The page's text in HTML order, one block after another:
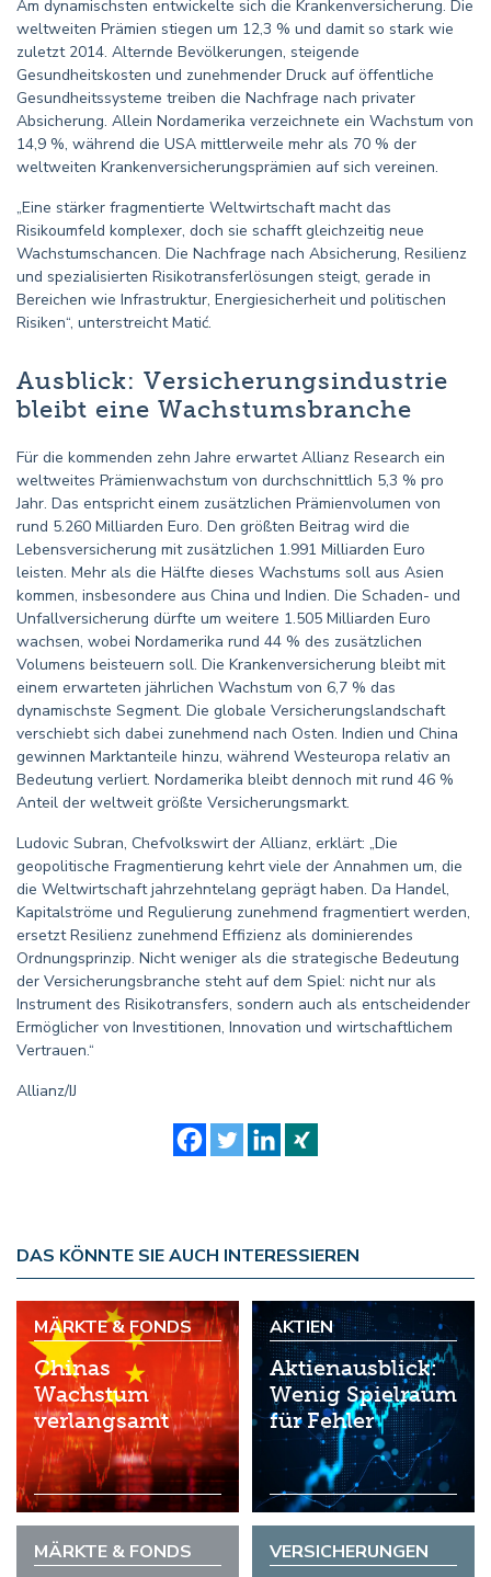
Am dynamischsten entwickelte sich die Krankenversicherung. Die
weltweiten Prämien stiegen um 12,3 % und damit so stark wie
zuletzt 2014. Alternde Bevölkerungen, steigende
Gesundheitskosten und zunehmender Druck auf öffentliche
Gesundheitssysteme treiben die Nachfrage nach privater
Absicherung. Allein Nordamerika verzeichnete ein Wachstum von
14,9 %, während die USA mittlerweile mehr als 70 % der
weltweiten Krankenversicherungsprämien auf sich vereinen.
„Eine stärker fragmentierte Weltwirtschaft macht das
Risikoumfeld komplexer, doch sie schafft gleichzeitig neue
Wachstumschancen. Die Nachfrage nach Absicherung, Resilienz
und spezialisierten Risikotransferlösungen steigt, gerade in
Bereichen wie Infrastruktur, Energiesicherheit und politischen
Risiken“, unterstreicht Matić.
Ausblick: Versicherungsindustrie
bleibt eine Wachstumsbranche
Für die kommenden zehn Jahre erwartet Allianz Research ein
weltweites Prämienwachstum von durchschnittlich 5,3 % pro
Jahr. Das entspricht einem zusätzlichen Prämienvolumen von
rund 5.260 Milliarden Euro. Den größten Beitrag wird die
Lebensversicherung mit zusätzlichen 1.991 Milliarden Euro
leisten. Mehr als die Hälfte dieses Wachstums soll aus Asien
kommen, insbesondere aus China und Indien. Die Schaden- und
Unfallversicherung dürfte um weitere 1.505 Milliarden Euro
wachsen, wobei Nordamerika rund 44 % des zusätzlichen
Volumens beisteuern soll. Die Krankenversicherung bleibt mit
einem erwarteten jährlichen Wachstum von 6,7 % das
dynamischste Segment. Die globale Versicherungslandschaft
verschiebt sich dabei zunehmend nach Osten. Indien und China
gewinnen Marktanteile hinzu, während Westeuropa relativ an
Bedeutung verliert. Nordamerika bleibt dennoch mit rund 46 %
Anteil der weltweit größte Versicherungsmarkt.
Ludovic Subran, Chefvolkswirt der Allianz, erklärt: „Die
geopolitische Fragmentierung kehrt viele der Annahmen um, die
die Weltwirtschaft jahrzehntelang geprägt haben. Da Handel,
Kapitalströme und Regulierung zunehmend fragmentiert werden,
ersetzt Resilienz zunehmend Effizienz als dominierendes
Ordnungsprinzip. Nicht weniger als die strategische Bedeutung
der Versicherungsbranche steht auf dem Spiel: nicht nur als
Instrument des Risikotransfers, sondern auch als entscheidender
Ermöglicher von Investitionen, Innovation und wirtschaftlichem
Vertrauen.“
Allianz/IJ
DAS KÖNNTE SIE AUCH INTERESSIEREN
MÄRKTE & FONDS
Chinas
Wachstum
verlangsamt
AKTIEN
Aktienausblick:
Wenig Spielraum
für Fehler
MÄRKTE & FONDS VERSICHERUNGEN